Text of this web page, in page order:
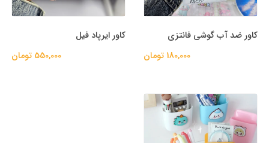
کاور ضد آب گوشی فانتزی
180,000 تومان
کاور ایرپاد فیل
550,000 تومان